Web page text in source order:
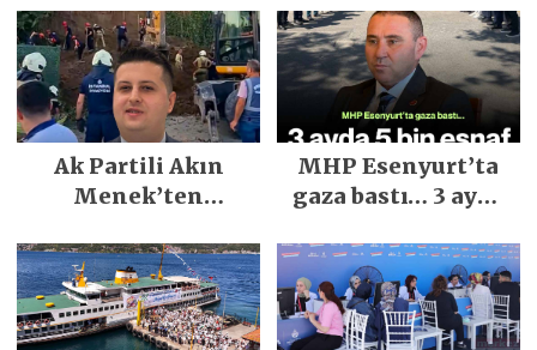
Ak Partili Akın
Menek’ten
heyelan sonrası
kritik uyarı
MHP Esenyurt’ta
gaza bastı… 3 ayda
edildi